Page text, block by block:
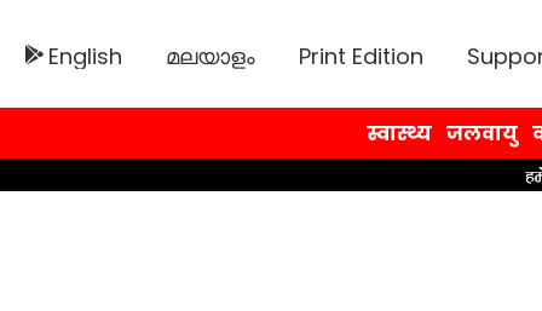
English മലയാളം Print Edition
स्वास्थ्य जलवायु